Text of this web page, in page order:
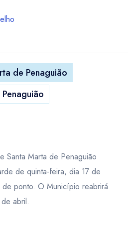
de Penaguião
Santa Marta de Penaguião
de quinta-feira, dia 17 de
ponto. O Município reabrirá
abril.